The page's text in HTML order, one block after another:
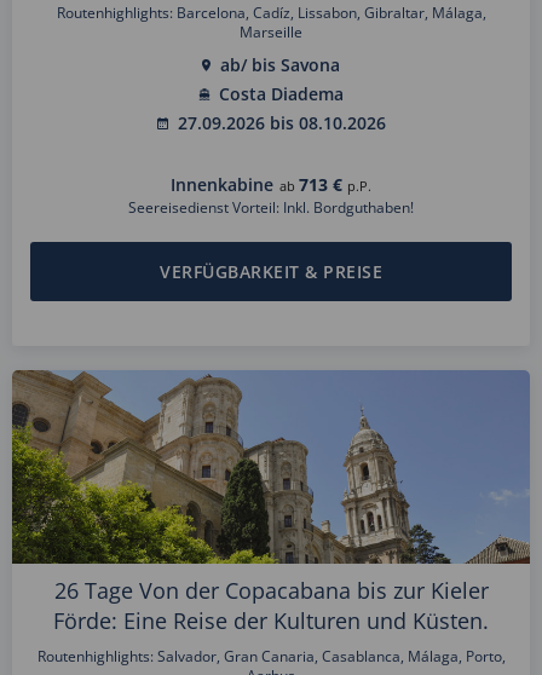
Routenhighlights: Barcelona, Cadíz, Lissabon, Gibraltar, Málaga,
Marseille
ab/ bis Savona
Costa Diadema
27.09.2026 bis 08.10.2026
Innenkabine ab 713 € p.P.
Seereisedienst Vorteil: Inkl. Bordguthaben!
VERFÜGBARKEIT & PREISE
26 Tage Von der Copacabana bis zur Kieler
Förde: Eine Reise der Kulturen und Küsten.
Routenhighlights: Salvador, Gran Canaria, Casablanca, Málaga, Porto,